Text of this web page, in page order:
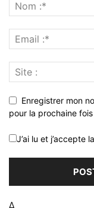
Enregistrer mon
pour la prochaine
J’ai lu et j’accepte la
Δ